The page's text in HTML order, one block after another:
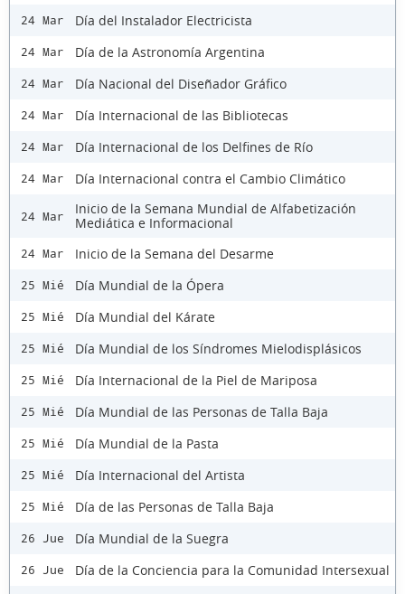
24 Mar Día del Instalador Electricista
24 Mar Día de la Astronomía Argentina
24 Mar Día Nacional del Diseñador Gráfico
24 Mar Día Internacional de las Bibliotecas
24 Mar Día Internacional de los Delfines de Río
24 Mar Día Internacional contra el Cambio Climático
24 Mar
Inicio de la Semana Mundial de Alfabetización
Mediática e Informacional
24 Mar Inicio de la Semana del Desarme
25 Mié Día Mundial de la Ópera
25 Mié Día Mundial del Kárate
25 Mié Día Mundial de los Síndromes Mielodisplásicos
25 Mié Día Internacional de la Piel de Mariposa
25 Mié Día Mundial de las Personas de Talla Baja
25 Mié Día Mundial de la Pasta
25 Mié Día Internacional del Artista
25 Mié Día de las Personas de Talla Baja
26 Jue Día Mundial de la Suegra
26 Jue Día de la Conciencia para la Comunidad Intersexual